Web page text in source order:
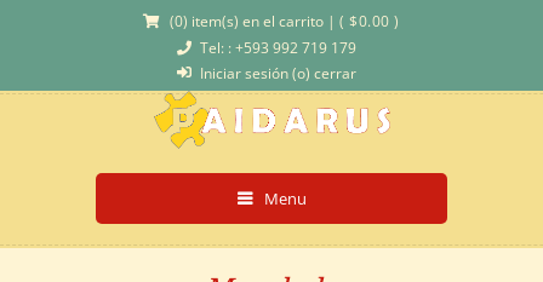
(0) item(s) en el carrito |($0.00 )
Tel: : +593 992 719 179
Iniciar sesión (o) cerrar
Menu